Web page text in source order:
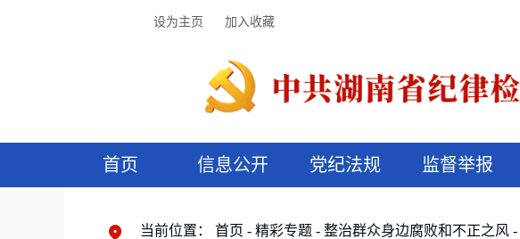
设为主页 加入收藏
首页 信息公开 党纪法规 监督举报
当前位置： 首页 精彩专题 整治群众身边腐败和不正之风